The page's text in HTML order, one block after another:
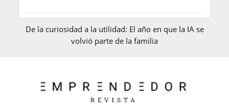
De la curiosidad a la utilidad: El año en que la IA se
volvió parte de la familia